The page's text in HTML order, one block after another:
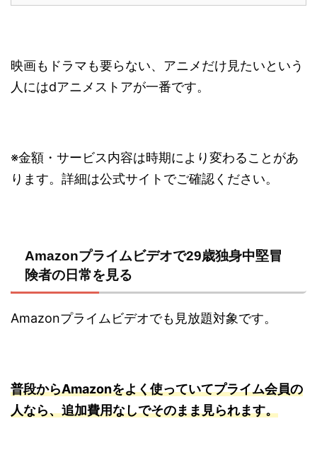
映画もドラマも要らない、アニメだけ見たいという
人にはdアニメストアが一番です。
※金額・サービス内容は時期により変わることがあ
ります。詳細は公式サイトでご確認ください。
Amazonプライムビデオで29歳独身中堅冒
険者の日常を見る
Amazonプライムビデオでも見放題対象です。
普段からAmazonをよく使っていてプライム会員の
人なら、追加費用なしでそのまま見られます。